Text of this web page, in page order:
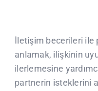
QUI SOM
İletişim becerileri ile
anlamak, ilişkinin
ilerlemesine
partnerin isteklerini